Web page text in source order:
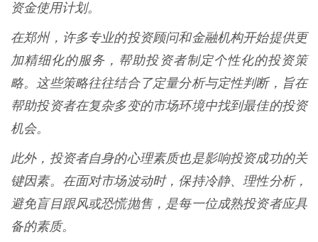
资金使用计划。
在郑州，许多专业的投资顾问和金融机构开始提供更
加精细化的服务，帮助投资者制定个性化的投资策
略。这些策略往往结合了定量分析与定性判断，旨在
帮助投资者在复杂多变的市场环境中找到最佳的投资
机会。
此外，投资者自身的心理素质也是影响投资成功的关
键因素。在面对市场波动时，保持冷静、理性分析，
避免盲目跟风或恐慌抛售，是每一位成熟投资者应具
备的素质。